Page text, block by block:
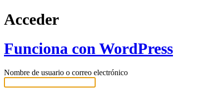
Acceder
Funciona con WordPress
Nombre de usuario o correo electrónico